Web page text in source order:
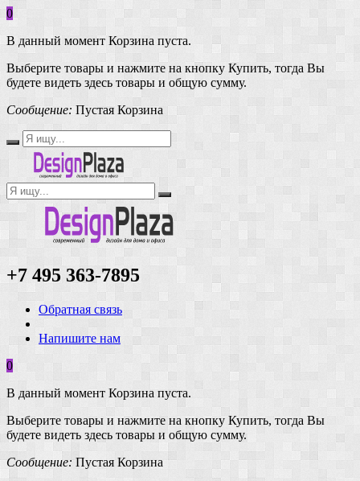
0
В данный момент Корзина пуста.
Выберите товары и нажмите на кнопку Купить, тогда Вы
будете видеть здесь товары и общую сумму.
Сообщение: Пустая Корзина
+7 495 363-7895
Обратная связь
Напишите нам
0
В данный момент Корзина пуста.
Выберите товары и нажмите на кнопку Купить, тогда Вы
будете видеть здесь товары и общую сумму.
Сообщение: Пустая Корзина